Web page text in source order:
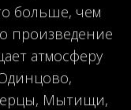
больше, чем
произведение
атмосферу
Мытищи,